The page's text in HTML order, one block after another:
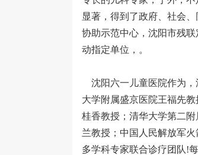
显著，得到了政府、社会
协助示范中心，沈阳市残
动指定单位，。
沈阳六一儿童医院作为，
大学附属盛京医院王福先
桂香教授；清华大学第二
兰教授；中国人民解放军
多学科专家联合诊疗团队!